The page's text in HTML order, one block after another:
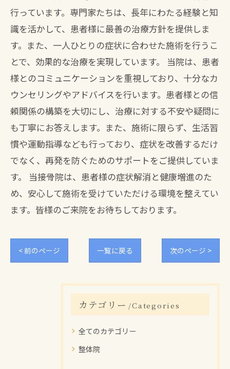
行っています。専門家たちは、長年にわたる経験と知
識を活かして、患者様に最善の治療方針を提供しま
す。また、一人ひとりの症状に合わせた施術を行うこ
とで、効果的な治療を実現しています。 当院は、患者
様とのコミュニケーションを重視しており、十分なカ
ウンセリングやアドバイスを行います。患者様との信
頼関係の構築を大切にし、治療に対する不安や疑問に
も丁寧にお答えします。また、施術に限らず、生活習
慣や運動指導なども行っており、症状を改善するだけ
でなく、再発を防ぐためのサポートをご提供していま
す。 当接骨院は、患者様の症状解消と健康増進のた
め、安心して施術を受けていただける環境を整えてい
ます。皆様のご来院をお待ちしております。
< 前のページ 一覧に戻る 次のページ >
カテゴリー Categories
全てのカテゴリー
整体院